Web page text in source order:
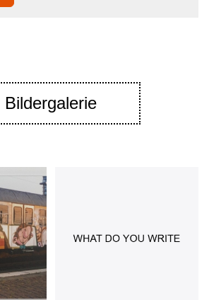
Bildergalerie